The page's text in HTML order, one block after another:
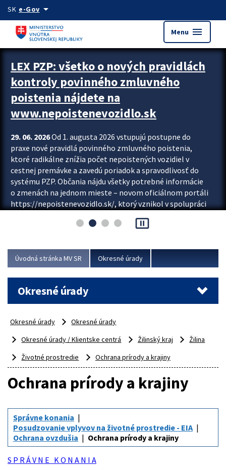
Preskocit na hlavný obsah
SK e-Govarrow_drop_down
Menu menu
Zastavit automatický posun upútavok
LEX PZP: všetko o nových pravidlách
kontroly povinného zmluvného
poistenia nájdete na
www.nepoistenevozidlo.sk
29. 06. 2026Od 1. augusta 2026 vstupujú postupne do
praxe nové pravidlá povinného zmluvného poistenia,
ktoré radikálne znížia počet nepoistených vozidiel v
cestnej premávke a zavedú poriadok a spravodlivosť do
systému PZP. Občania nájdu všetky potrebné informácie
o zmenách na jednom mieste – novom oficiálnom portáli
https://nepoistenevozidlo.sk/, ktorý vznikol v spolupráci
asociácie poisťovní (SLASPO) a Ministerstva vnútra SR.
Viac
pause_presentation
Úvodná stránka MV SR Okresné úrady
Okresné úrady
Okresné úrady
Okresné úrady
Okresné úrady / Klientske centrá
Žilinský kraj
Žilina
Životné prostredie
Ochrana prírody a krajiny
Ochrana prírody a krajiny
Správne konania
Posudzovanie vplyvov na životné prostredie - EIA
Ochrana ovzdušia
Ochrana prírody a krajiny
S P R Á V N E K O N A N I A